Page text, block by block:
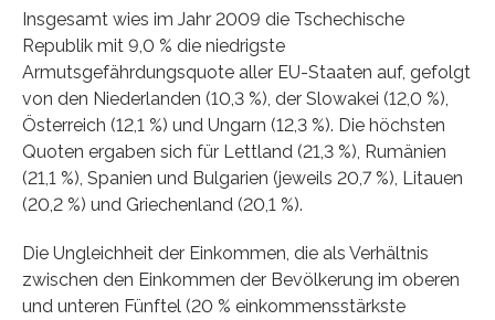
Insgesamt wies im Jahr 2009 die Tschechische
Republik mit 9,0 % die niedrigste
Armutsgefährdungsquote aller EU-Staaten auf, gefolgt
von den Niederlanden (10,3 %), der Slowakei (12,0 %),
Österreich (12,1 %) und Ungarn (12,3 %). Die höchsten
Quoten ergaben sich für Lettland (21,3 %), Rumänien
(21,1 %), Spanien und Bulgarien (jeweils 20,7 %), Litauen
(20,2 %) und Griechenland (20,1 %).
Die Ungleichheit der Einkommen, die als Verhältnis
zwischen den Einkommen der Bevölkerung im oberen
und unteren Fünftel (20 % einkommensstärkste